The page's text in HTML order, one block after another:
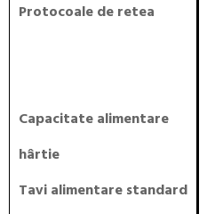
Protocoale de retea
Capacitate alimentare
hârtie
Tavi alimentare standard